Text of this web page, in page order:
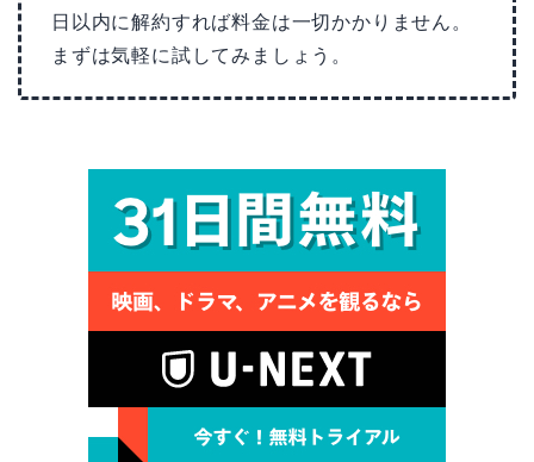
日以内に解約すれば料金は一切かかりません。
まずは気軽に試してみましょう。